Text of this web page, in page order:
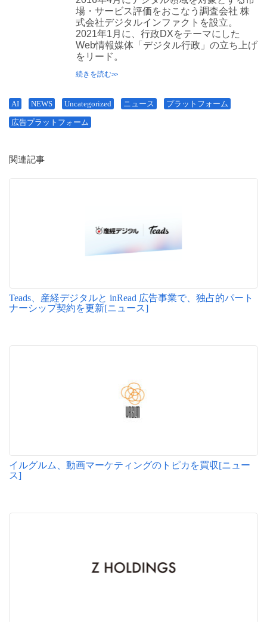
場・サービス評価をおこなう調査会社 株
式会社デジタルインファクトを設立。
2021年1月に、行政DXをテーマにした
Web情報媒体「デジタル行政」の立ち上げ
をリード。
続きを読む
AI NEWS Uncategorized ニュース プラットフォーム
広告プラットフォーム
関連記事
Teads、産経デジタルと inRead 広告事業で、独占的パート
ナーシップ契約を更新[ニュース]
イルグルム、動画マーケティングのトピカを買収[ニュー
ス]